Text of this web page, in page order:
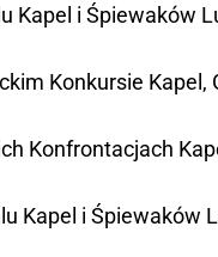
Kapel i Śpiewaków
Konkursie
Konfrontacjach
Kapel i Śpiewaków